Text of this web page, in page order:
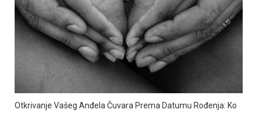
Otkrivanje Vašeg Anđela Čuvara Prema Datumu Rođenja: Ko